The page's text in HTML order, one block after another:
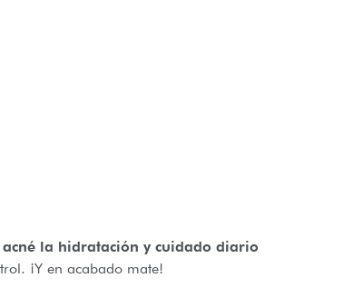
la hidratación y cuidado diario
¡Y en acabado mate!